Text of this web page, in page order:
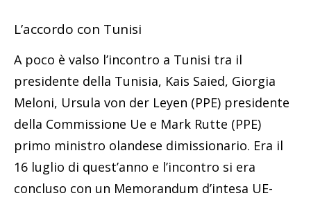
L’accordo con Tunisi
A poco è valso l’incontro a Tunisi tra il
presidente della Tunisia, Kais Saied, Giorgia
Meloni, Ursula von der Leyen (PPE) presidente
della Commissione Ue e Mark Rutte (PPE)
primo ministro olandese dimissionario. Era il
16 luglio di quest’anno e l’incontro si era
concluso con un Memorandum d’intesa UE-